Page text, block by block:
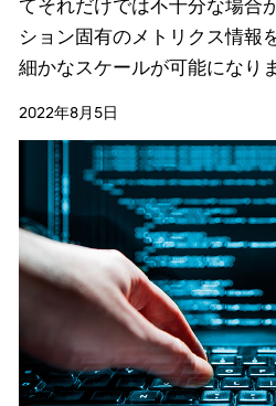
てそれだけでは不十分な場合
ション固有のメトリクス情報
細かなスケールが可能になりま
2022年8月5日